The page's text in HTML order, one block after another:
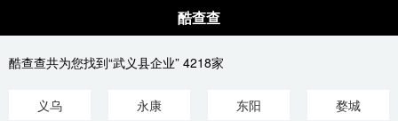
酷查查
酷查查共为您找到“武义县企业” 4218家
义乌 永康 东阳 婺城